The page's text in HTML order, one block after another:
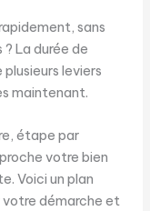
sans
La durée de
leviers
maintenant.
étape par
votre bien
Voici un plan
votre démarche et